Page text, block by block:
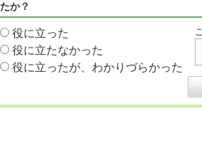
たか？
役に立った
役に立たなかった
役に立ったが、わかりづらかった